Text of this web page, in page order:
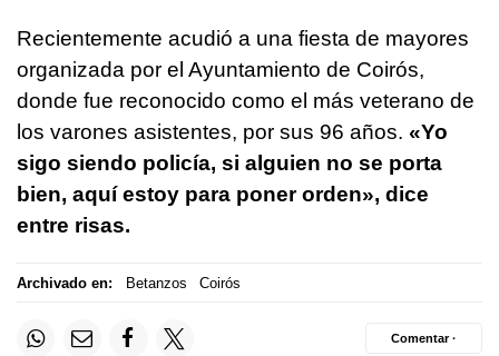
Recientemente acudió a una fiesta de mayores
organizada por el Ayuntamiento de Coirós,
donde fue reconocido como el más veterano de
los varones asistentes, por sus 96 años. «Yo
sigo siendo policía, si alguien no se porta
bien, aquí estoy para poner orden», dice
entre risas.
Archivado en: Betanzos Coirós
Comentar ·